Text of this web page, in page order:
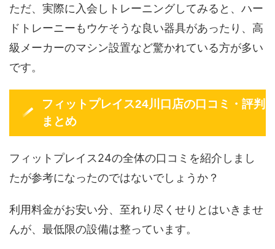
ただ、実際に入会しトレーニングしてみると、ハー
ドトレーニーもウケそうな良い器具があったり、高
級メーカーのマシン設置など驚かれている方が多い
です。
フィットプレイス24川口店の口コミ・評判
まとめ
フィットプレイス24の全体の口コミを紹介しまし
たが参考になったのではないでしょうか？
利用料金がお安い分、至れり尽くせりとはいきませ
んが、最低限の設備は整っています。